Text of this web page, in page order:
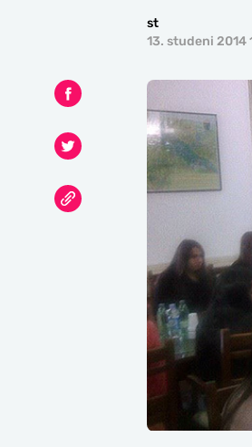
st
13. studeni 2014